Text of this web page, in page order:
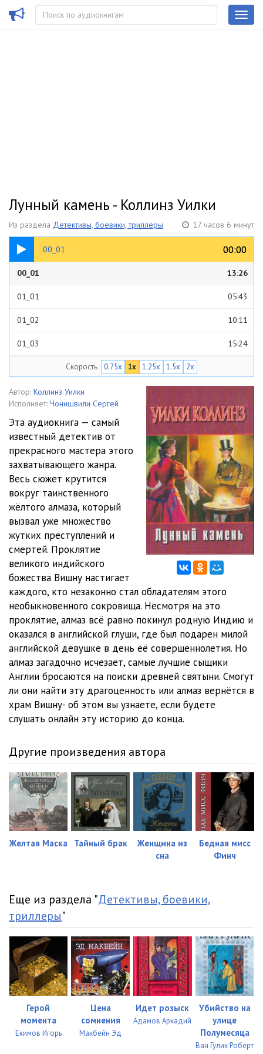
Лунный камень - Коллинз Уилки
Из раздела Детективы, боевики, триллеры 17 часов 6 минут
00_01 00:00
00:00
13:26
00_01 13:26
01_01 05:43
01_02 10:11
01_03 15:24
01_05
24:53
01_07 08:31
01_08 24:41
01_09 14:17
01_10 26:52
01_11 36:10
01_12 23:05
01_13
01_14
01_15 30:40
01_16 17:36
01_17 13:57
01_18 15:13
01_19
01_21 22:26
01_22 13:28
01_23 23:30
20:34
02_04
02_06 19:48
02_07 27:58
03_01
03_02 10:10
23:18
Скорость 0.75x 1x 1.25x 1.5x 2x
Автор: Коллинз Уилки
Исполняет: Чонишвили Сергей
Эта аудиокнига — самый
известный детектив от
прекрасного мастера этого
захватывающего жанра.
Весь сюжет крутится
вокруг таинственного
жёлтого алмаза, который
вызвал уже множество
жутких преступлений и
смертей. Проклятие
великого индийского
божества Вишну настигает
каждого, кто незаконно стал обладателям этого
необыкновенного сокровища. Несмотря на это
проклятие, алмаз всё равно покинул родную Индию и
оказался в английской глуши, где был подарен милой
английской девушке в день её совершеннолетия. Но
алмаз загадочно исчезает, самые лучшие сыщики
Англии бросаются на поиски древней святыни. Смогут
ли они найти эту драгоценность или алмаз вернётся в
храм Вишну- об этом вы узнаете, если будете
слушать онлайн эту историю до конца.
Другие произведения автора
Желтая Маска Тайный брак
Женщина из
сна
Бедная мисс
Финч
Еще из раздела "Детективы, боевики,
триллеры"
Герой
момента
Екимов Игорь
Цена
сомнения
Макбейн Эд
Идет розыск
Адамов Аркадий
Убийство на
улице
Полумесяца
Ван Гулик Роберт